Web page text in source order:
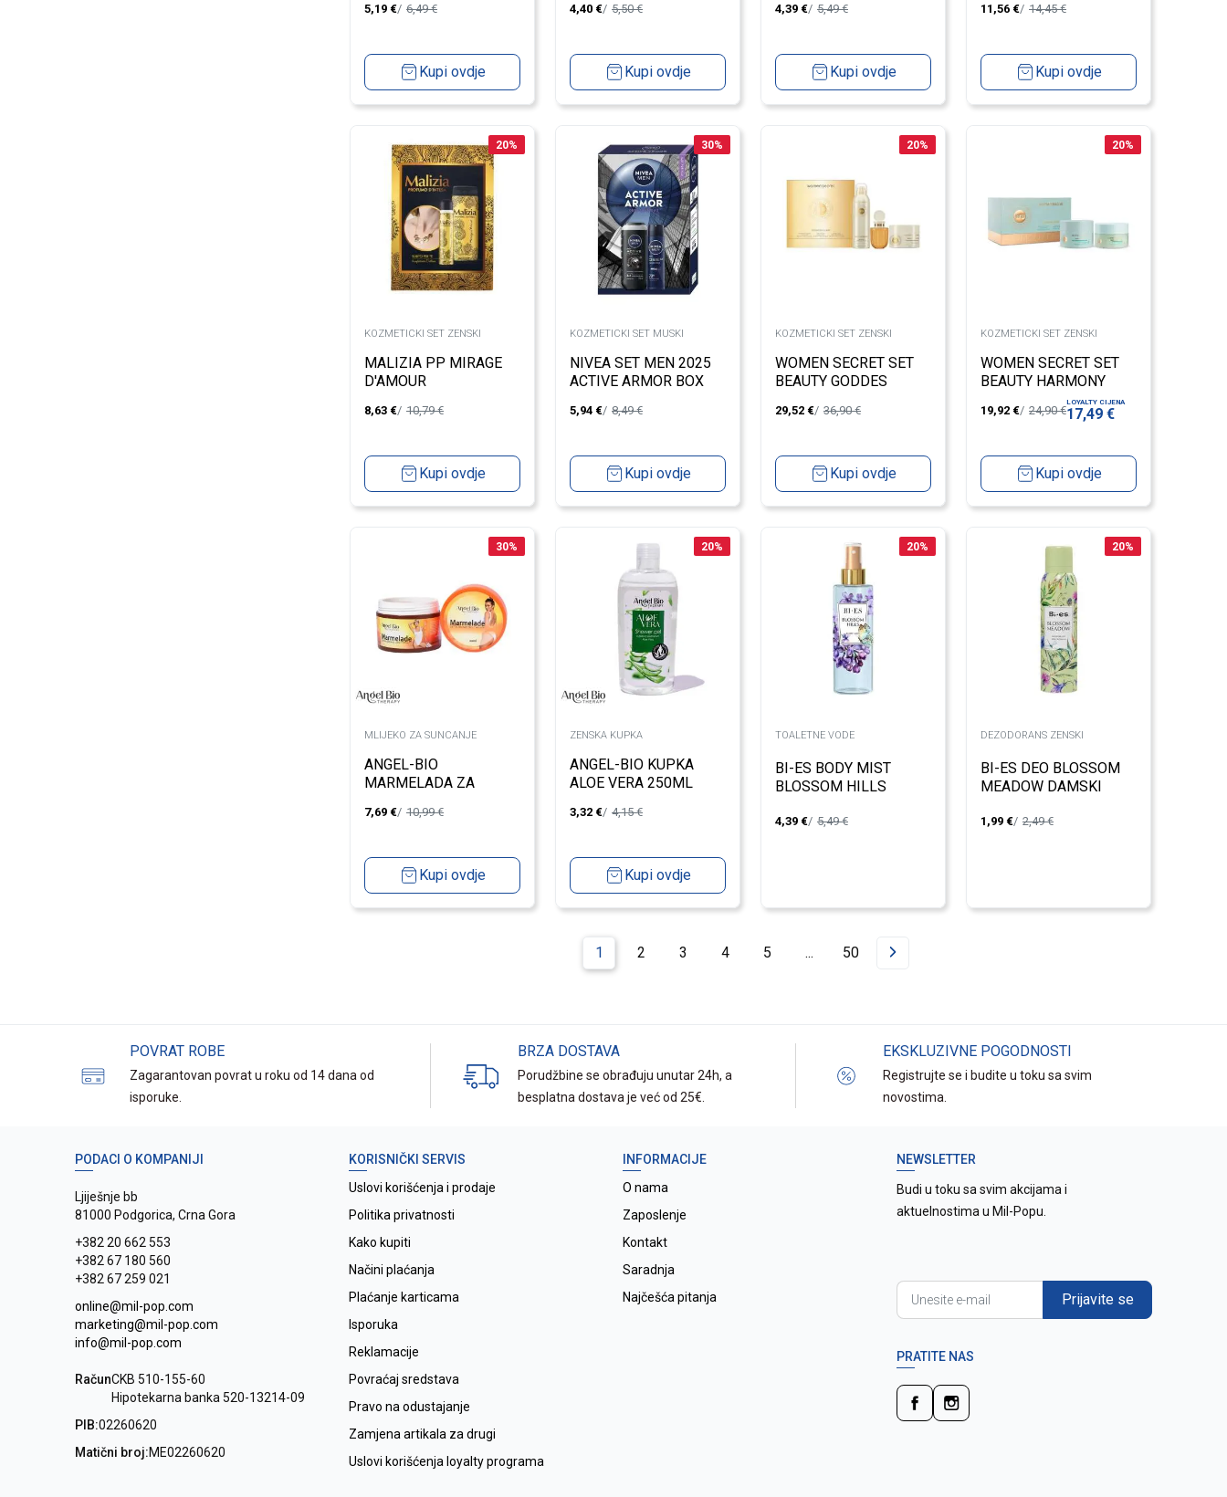
EXTRACT 500ML
5,19 € 6,49€
Kupi ovdje
4,40 € 5,50€
Kupi ovdje
4,39 € 5,49€
Kupi ovdje
11,56 € 14,45€
Kupi ovdje
20%
KOZMETICKI SET ZENSKI
MALIZIA PP MIRAGE
D'AMOUR
300ML/OGRLICA
8,63 € 10,79€
Kupi ovdje
30%
KOZMETICKI SET MUSKI
NIVEA SET MEN 2025
ACTIVE ARMOR BOX
5,94 € 8,49€
Kupi ovdje
20%
KOZMETICKI SET ZENSKI
WOMEN SECRET SET
BEAUTY GODDES
29,52 € 36,90€
Kupi ovdje
20%
KOZMETICKI SET ZENSKI
WOMEN SECRET SET
BEAUTY HARMONY
19,92 € 24,90€
LOYALTY CIJENA
17,49 €
Kupi ovdje
30%
MLIJEKO ZA SUNCANJE
ANGEL-BIO
MARMELADA ZA
200ML
7,69 € 10,99€
Kupi ovdje
20%
ZENSKA KUPKA
ANGEL-BIO KUPKA
ALOE VERA 250ML
3,32 € 4,15€
Kupi ovdje
20%
TOALETNE VODE
BI-ES BODY MIST
BLOSSOM HILLS
4,39 € 5,49€
20%
DEZODORANS ZENSKI
BI-ES DEO BLOSSOM
MEADOW DAMSKI
1,99 € 2,49€
1 2 3 4 5 ... 50
POVRAT ROBE
Zagarantovan povrat u roku od 14 dana od
isporuke.
BRZA DOSTAVA
Porudžbine se obrađuju unutar 24h, a
besplatna dostava je već od 25€.
EKSKLUZIVNE POGODNOSTI
Registrujte se i budite u toku sa svim
novostima.
PODACI O KOMPANIJI
Ljiješnje bb
81000 Podgorica, Crna Gora
+382 20 662 553
+382 67 180 560
+382 67 259 021
online@mil-pop.com
marketing@mil-pop.com
info@mil-pop.com
RačunCKB 510-155-60
Hipotekarna banka 520-13214-09
PIB:02260620
Matični broj:ME02260620
KORISNIČKI SERVIS
Uslovi korišćenja i prodaje
Politika privatnosti
Kako kupiti
Načini plaćanja
Plaćanje karticama
Isporuka
Reklamacije
Povraćaj sredstava
Pravo na odustajanje
Zamjena artikala za drugi
Uslovi korišćenja loyalty programa
INFORMACIJE
O nama
Zaposlenje
Kontakt
Saradnja
Najčešća pitanja
NEWSLETTER
Budi u toku sa svim akcijama i
aktuelnostima u Mil-Popu.
Prijavite se
PRATITE NAS